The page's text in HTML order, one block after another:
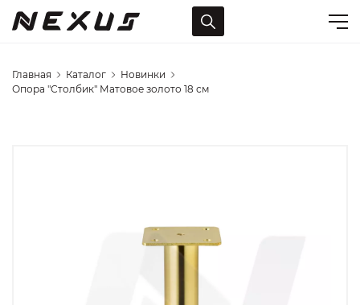
Главная Каталог
Новинки
Опора "Столбик" Матовое золото 18 см